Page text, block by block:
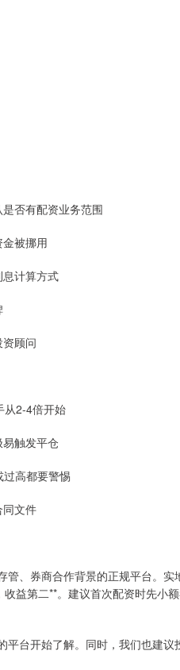
否有配资业务范围
被挪用
计算方式
顾问
从2-4倍开始
触发平仓
高都要警惕
同文件
、券商合作背景的正规平台。
益第二**。建议首次配资时先小
台开始了解。同时，我们也建